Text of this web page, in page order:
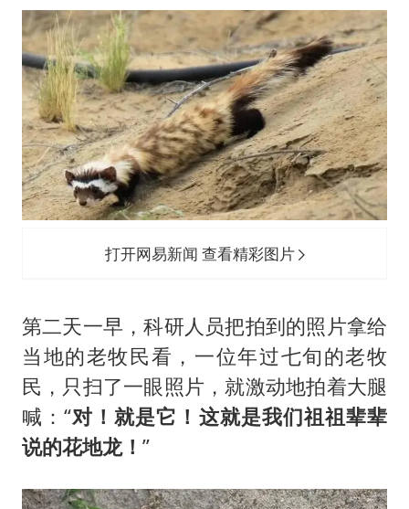
打开网易新闻 查看精彩图片
第二天一早，科研人员把拍到的照片拿给
当地的老牧民看，一位年过七旬的老牧
民，只扫了一眼照片，就激动地拍着大腿
喊：“对！就是它！这就是我们祖祖辈辈
说的花地龙！ ”